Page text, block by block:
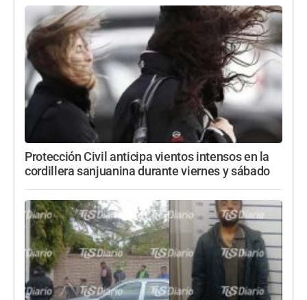
Protección Civil anticipa vientos intensos en la
cordillera sanjuanina durante viernes y sábado